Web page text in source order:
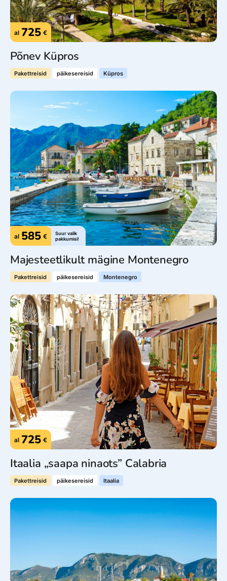
al 725 €
Põnev Küpros
Pakettreisid päikesereisid Küpros
al 585 €
Suur valik
pakkumisi!
Majesteetlikult mägine Montenegro
Pakettreisid päikesereisid Montenegro
al 725 €
Itaalia „saapa ninaots” Calabria
Pakettreisid päikesereisid Itaalia